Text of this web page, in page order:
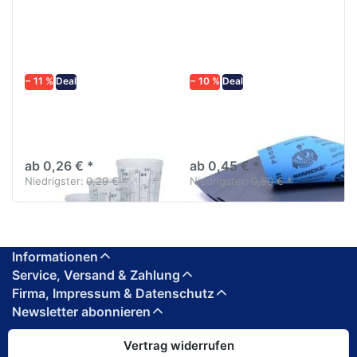
− 11 % Deal
ab 0,26 € *
Niedrigster: 0,29 € *
− 10 % Deal
diversen Körnungen
ab 0,45 € *
Niedrigster: 0,50 € *
Informationen
Service, Versand & Zahlung
Firma, Impressum & Datenschutz
Newsletter abonnieren
Vertrag widerrufen